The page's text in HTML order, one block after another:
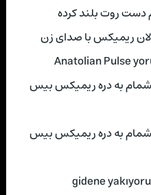
روت بلند کرده
ریمیکس با صدای زن
به دره ریمیکس بیس
به دره ریمیکس بیس